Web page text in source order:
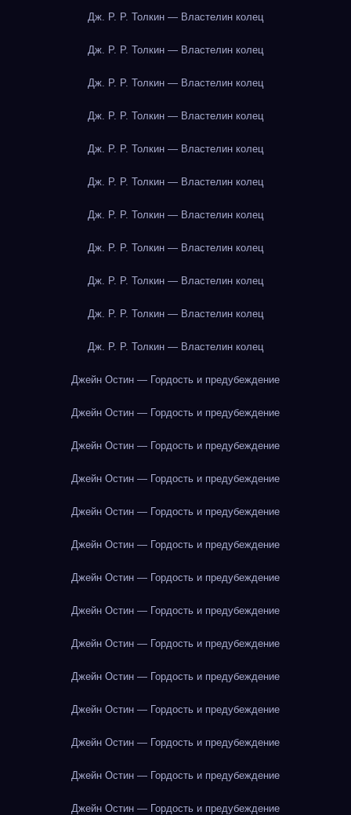
Дж. Р. Р. Толкин — Властелин колец
Дж. Р. Р. Толкин — Властелин колец
Дж. Р. Р. Толкин — Властелин колец
Дж. Р. Р. Толкин — Властелин колец
Дж. Р. Р. Толкин — Властелин колец
Дж. Р. Р. Толкин — Властелин колец
Дж. Р. Р. Толкин — Властелин колец
Дж. Р. Р. Толкин — Властелин колец
Дж. Р. Р. Толкин — Властелин колец
Дж. Р. Р. Толкин — Властелин колец
Дж. Р. Р. Толкин — Властелин колец
Джейн Остин — Гордость и предубеждение
Джейн Остин — Гордость и предубеждение
Джейн Остин — Гордость и предубеждение
Джейн Остин — Гордость и предубеждение
Джейн Остин — Гордость и предубеждение
Джейн Остин — Гордость и предубеждение
Джейн Остин — Гордость и предубеждение
Джейн Остин — Гордость и предубеждение
Джейн Остин — Гордость и предубеждение
Джейн Остин — Гордость и предубеждение
Джейн Остин — Гордость и предубеждение
Джейн Остин — Гордость и предубеждение
Джейн Остин — Гордость и предубеждение
Джейн Остин — Гордость и предубеждение